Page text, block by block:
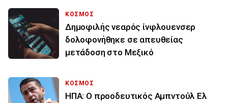
ΚΟΣΜΟΣ
Δημοφιλής νεαρός ίνφλουενσερ
δολοφονήθηκε σε απευθείας
μετάδοση στο Μεξικό
ΚΟΣΜΟΣ
ΗΠΑ: Ο προοδευτικός Αμπντούλ Ελ